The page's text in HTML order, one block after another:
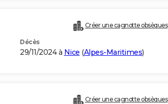
Créer une cagnotte obsèques
Décès
29/11/2024 à Nice (Alpes-Maritimes)
Créer une cagnotte obsèques